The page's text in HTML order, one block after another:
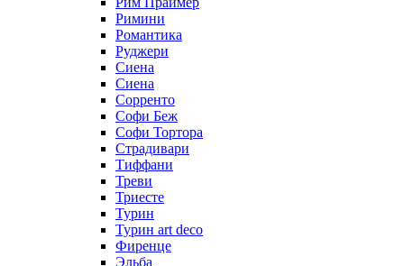
Римини
Романтика
Руджери
Сиена
Сиена
Сорренто
Софи Беж
Софи Тортора
Страдивари
Тиффани
Треви
Триесте
Турин
Турин art deco
Фиренце
Эльба